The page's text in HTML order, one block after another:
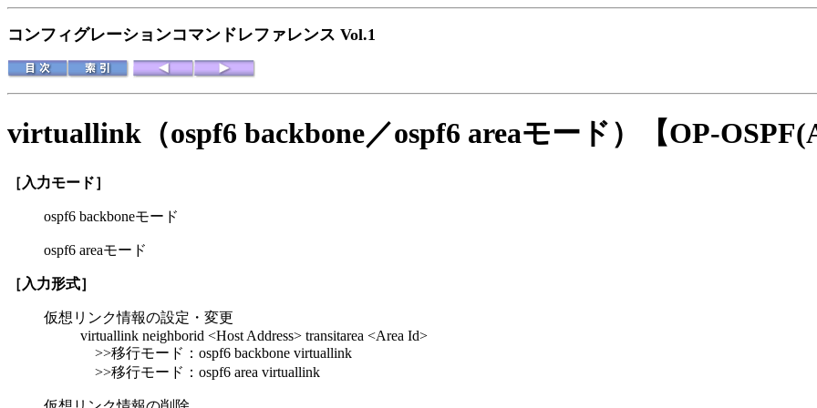
コンフィグレーションコマンドレファレンス Vol.1
virtuallink（ospf6 backbone／ospf6 areaモード） 【OP-
［入力モード］
ospf6 backboneモード
ospf6 areaモード
［入力形式］
仮想リンク情報の設定・変更
virtuallink neighborid <Host Address> transitarea <Area Id>
>>移行モード：ospf6 backbone virtuallink
>>移行モード：ospf6 area virtuallink